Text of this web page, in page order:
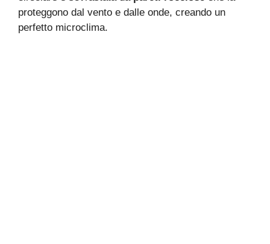
proteggono dal vento e dalle onde, creando un
perfetto microclima.